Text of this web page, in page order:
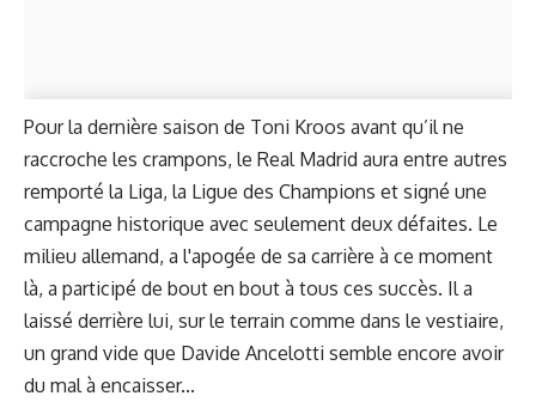
Pour la dernière saison de Toni Kroos avant qu’il ne
raccroche les crampons, le Real Madrid aura entre autres
remporté la Liga, la Ligue des Champions et signé une
campagne historique avec seulement deux défaites. Le
milieu allemand, a l'apogée de sa carrière à ce moment
là, a participé de bout en bout à tous ces succès. Il a
laissé derrière lui, sur le terrain comme dans le vestiaire,
un grand vide que Davide Ancelotti semble encore avoir
du mal à encaisser...